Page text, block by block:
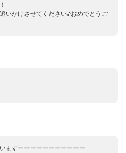
いかけさせてください♪おめでとうご
ますーーーーーーーーーーー